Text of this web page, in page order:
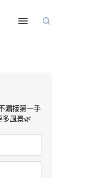
漏接第一手
多風景🌿